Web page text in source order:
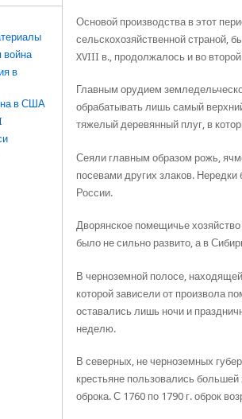
война
в
в США
Основой производства в этот
сельскохозяйственной страной,
XVIII в., продолжалось и во
Главным орудием
обрабатывать лишь самый
тяжелый деревянный плуг, в
Сеяли главным образом рожь,
посевами других злаков.
России.
Дворянское помещичье
было не сильно развито, а в
В черноземной полосе,
которой зависели от произвола
оставались лишь ночи и
неделю.
В северных, не черноземных
крестьяне пользовались
оброка. С 1760 по 1790 г. оброк